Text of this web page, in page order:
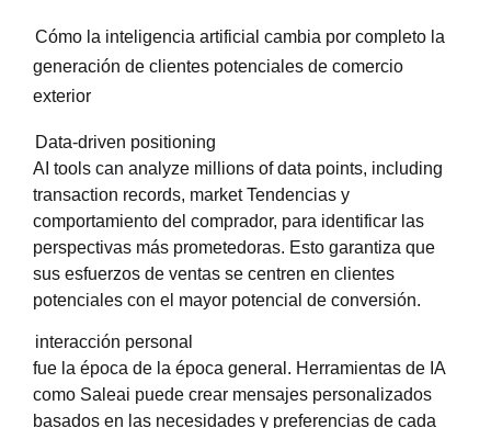
Cómo la inteligencia artificial cambia por completo la
generación de clientes potenciales de comercio
exterior
Data-driven positioning
AI tools can analyze millions of data points, including
transaction records, market Tendencias y
comportamiento del comprador, para identificar las
perspectivas más prometedoras. Esto garantiza que
sus esfuerzos de ventas se centren en clientes
potenciales con el mayor potencial de conversión.
interacción personal
fue la época de la época general. Herramientas de IA
como Saleai puede crear mensajes personalizados
basados ​​en las necesidades y preferencias de cada